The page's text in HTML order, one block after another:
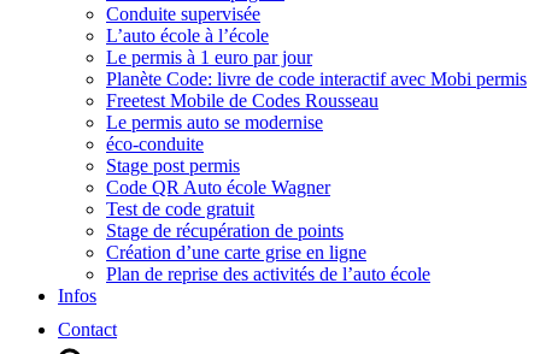
Conduite supervisée
L’auto école à l’école
Le permis à 1 euro par jour
Planète Code: livre de code interactif avec Mobi permis
Freetest Mobile de Codes Rousseau
Le permis auto se modernise
éco-conduite
Stage post permis
Code QR Auto école Wagner
Test de code gratuit
Stage de récupération de points
Création d’une carte grise en ligne
Plan de reprise des activités de l’auto école
Infos
Contact